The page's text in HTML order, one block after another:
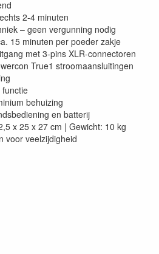
2-4 minuten
– geen vergunning nodig
15 minuten per poeder zakje
met 3-pins XLR-connectoren
True1 stroomaansluitingen
behuizing
en batterij
x 25 x 27 cm | Gewicht: 10 kg
voor veelzijdigheid